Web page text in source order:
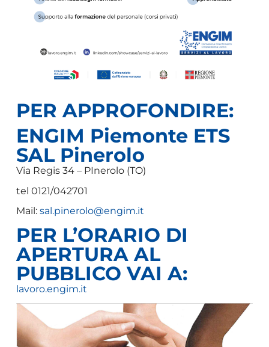
PER APPROFONDIRE:
ENGIM Piemonte ETS
SAL Pinerolo
Via Regis 34 – PInerolo (TO)
tel 0121/042701
Mail:sal.pinerolo@engim.it
PER L’ORARIO DI
APERTURA AL
PUBBLICO VAI A:
lavoro.engim.it